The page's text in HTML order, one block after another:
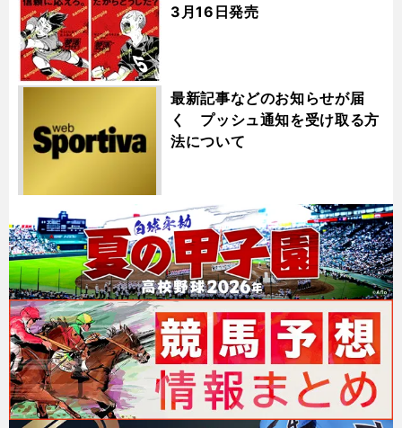
3月16日発売
最新記事などのお知らせが届
く プッシュ通知を受け取る方
法について